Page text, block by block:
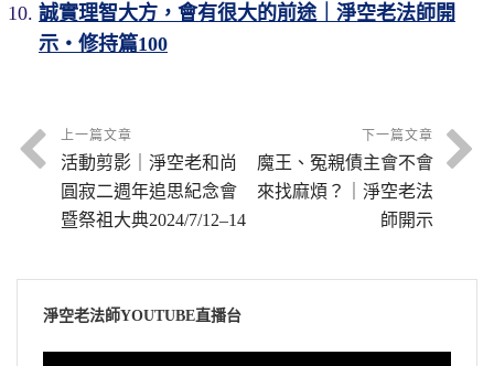
誠實理智大方，會有很大的前途｜淨空老法師開
示・修持篇100
上一篇文章
活動剪影｜淨空老和尚
圓寂二週年追思紀念會
暨祭祖大典2024/7/12‒14
下一篇文章
魔王、冤親債主會不會
來找麻煩？｜淨空老法
師開示
淨空老法師YOUTUBE直播台